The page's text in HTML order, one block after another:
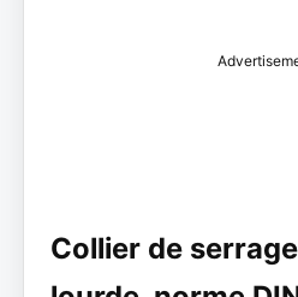
Collier de